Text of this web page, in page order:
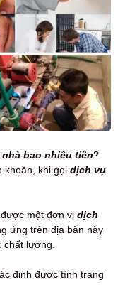
bao nhiêu tiền?
khoăn, khi gọi dịch vụ
một đơn vị dịch
ứng trên địa bàn này
lượng.
định được tình trạng